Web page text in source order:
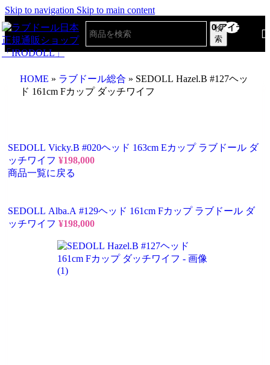
Skip to navigation Skip to main content
検
索
0アイテム
HOME » ラブドール総合 » SEDOLL Hazel.B #127ヘッ
ド 161cm Fカップ ダッチワイフ
SEDOLL Vicky.B #020ヘッド 163cm Eカップ ラブドール ダ
ッチワイフ ¥198,000
商品一覧に戻る
SEDOLL Alba.A #129ヘッド 161cm Fカップ ラブドール ダ
ッチワイフ ¥198,000